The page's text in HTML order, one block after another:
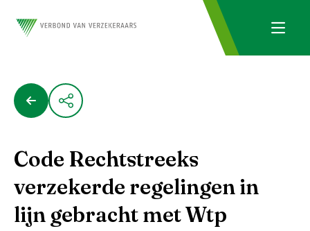
Code Rechtstreeks
verzekerde regelingen in
lijn gebracht met Wtp